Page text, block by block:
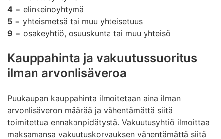
4 = elinkeinoyhtymä
5 = yhteismetsä tai muu yhteisetuus
9 = osakeyhtiö, osuuskunta tai muu yhteisö
Kauppahinta ja vakuutussuoritus
ilman arvonlisäveroa
Puukaupan kauppahinta ilmoitetaan aina ilman
arvonlisäveron määrää ja vähentämättä siitä
toimitettua ennakonpidätystä. Vakuutusyhtiö ilmoittaa
maksamansa vakuutuskorvauksen vähentämättä siitä